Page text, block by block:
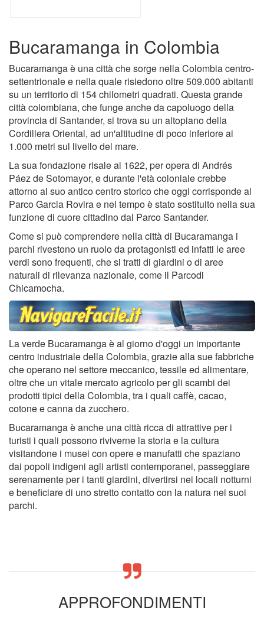
Bucaramanga in Colombia
Bucaramanga è una città che sorge nella Colombia centro-
settentrionale e nella quale risiedono oltre 509.000 abitanti
su un territorio di 154 chilometri quadrati. Questa grande
città colombiana, che funge anche da capoluogo della
provincia di Santander, si trova su un altopiano della
Cordillera Oriental, ad un'altitudine di poco inferiore ai
1.000 metri sul livello del mare.
La sua fondazione risale al 1622, per opera di Andrés
Páez de Sotomayor, e durante l'età coloniale crebbe
attorno al suo antico centro storico che oggi corrisponde al
Parco Garcia Rovira e nel tempo è stato sostituito nella sua
funzione di cuore cittadino dal Parco Santander.
Come si può comprendere nella città di Bucaramanga i
parchi rivestono un ruolo da protagonisti ed infatti le aree
verdi sono frequenti, che si tratti di giardini o di aree
naturali di rilevanza nazionale, come il Parcodi
Chicamocha.
La verde Bucaramanga è al giorno d'oggi un importante
centro industriale della Colombia, grazie alla sue fabbriche
che operano nel settore meccanico, tessile ed alimentare,
oltre che un vitale mercato agricolo per gli scambi dei
prodotti tipici della Colombia, tra i quali caffè, cacao,
cotone e canna da zucchero.
Bucaramanga è anche una città ricca di attrattive per i
turisti i quali possono riviverne la storia e la cultura
visitandone i musei con opere e manufatti che spaziano
dai popoli indigeni agli artisti contemporanei, passeggiare
serenamente per i tanti giardini, divertirsi nei locali notturni
e beneficiare di uno stretto contatto con la natura nei suoi
parchi.
APPROFONDIMENTI